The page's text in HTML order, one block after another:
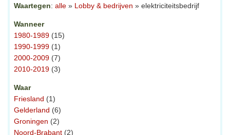
Waartegen: alle » Lobby & bedrijven » elektriciteitsbedrijf
Wanneer
1980-1989 (15)
1990-1999 (1)
2000-2009 (7)
2010-2019 (3)
Waar
Friesland (1)
Gelderland (6)
Groningen (2)
Noord-Brabant (2)